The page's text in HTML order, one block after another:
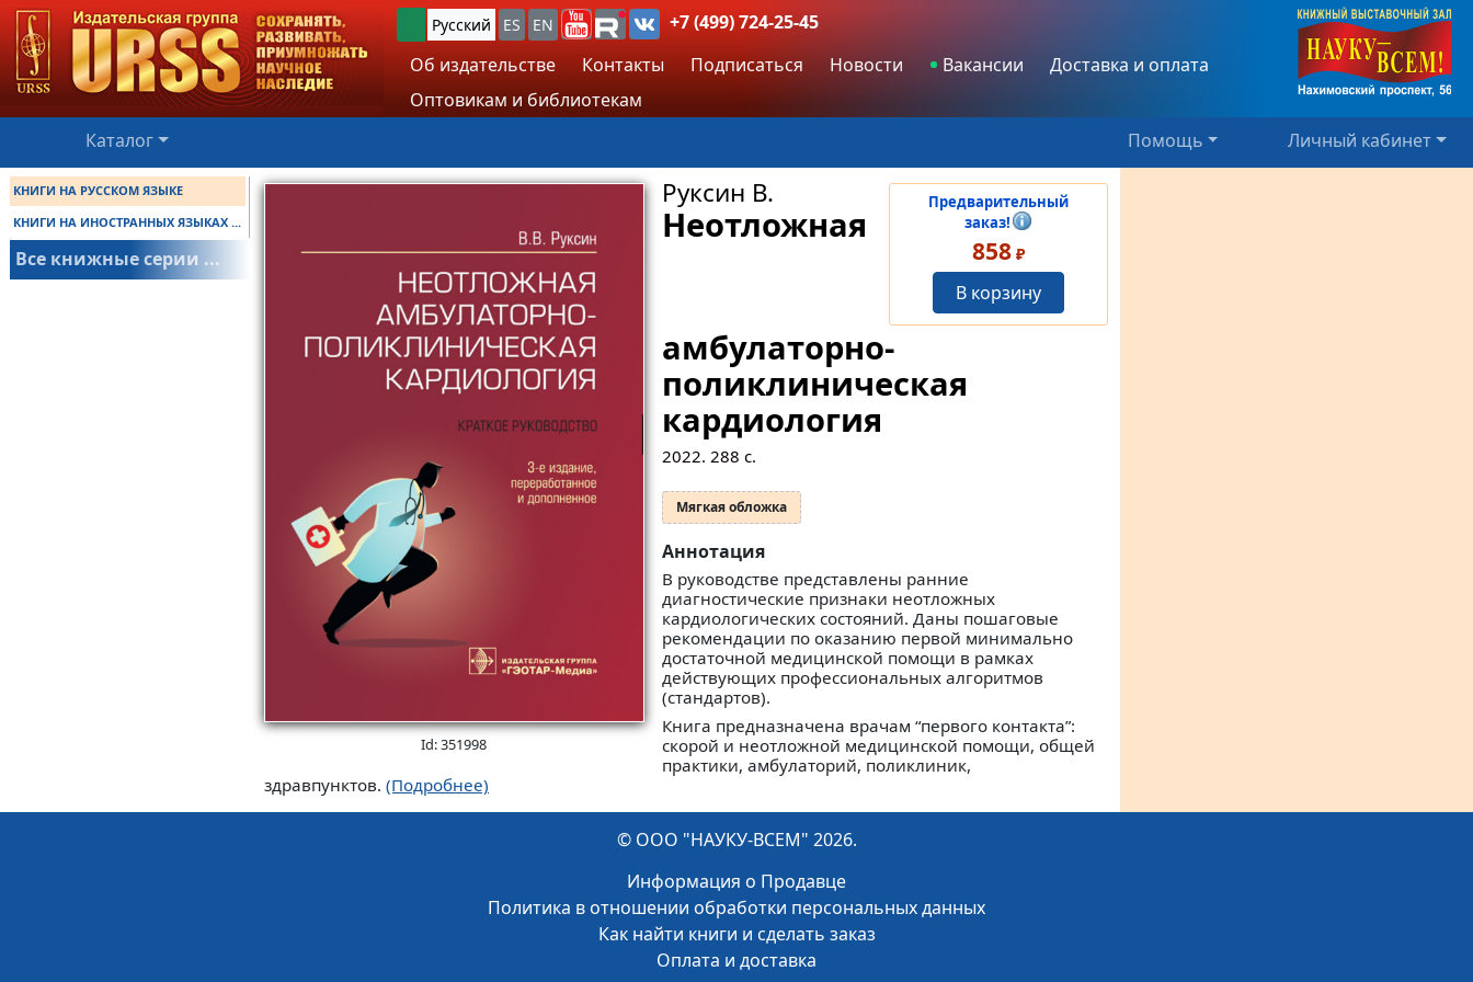
Русский ES EN
+7 (499) 724-25-45
Об издательстве
Контакты Подписаться Новости Вакансии
Доставка и оплата
Оптовикам и библиотекам
Каталог
Помощь Личный кабинет
КНИГИ НА РУССКОМ ЯЗЫКЕ
КНИГИ НА ИНОСТРАННЫХ ЯЗЫКАХ ...
Все книжные серии ...
Id: 351998
Предварительный
заказ!
858 ₽
В корзину
Руксин В.
Неотложная
амбулаторно-
поликлиническая
кардиология
2022. 288 с.
Мягкая обложка
Аннотация
В руководстве представлены ранние
диагностические признаки неотложных
кардиологических состояний. Даны пошаговые
рекомендации по оказанию первой минимально
достаточной медицинской помощи в рамках
действующих профессиональных алгоритмов
(стандартов).
Книга предназначена врачам “первого контакта”:
скорой и неотложной медицинской помощи, общей
практики, амбулаторий, поликлиник,
здравпунктов. (Подробнее)
© ООО "НАУКУ-ВСЕМ" 2026.
Информация о Продавце
Политика в отношении обработки персональных данных
Как найти книги и сделать заказ
Оплата и доставка